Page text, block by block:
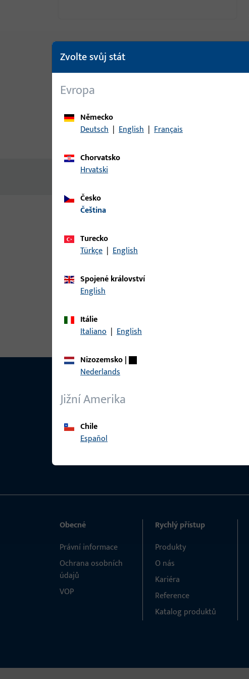
Žádný obsah není k dispozici
Pro tento produkt jsou k dispozici následující varianty:
článek
Zvolte svůj stát
Evropa
Německo
Deutsch | English | Français
Chorvatsko
Hrvatski
Česko
čeština
Turecko
Türkçe | English
Spojené království
English
Itálie
Italiano | English
Nizozemsko|
Nederlands
Jižní Amerika
Chile
Español
Obecné
Právní informace
Ochrana osobních
údajů
VOP
Rychlý přístup
Produkty
O nás
Kariéra
Reference
Katalog produktů